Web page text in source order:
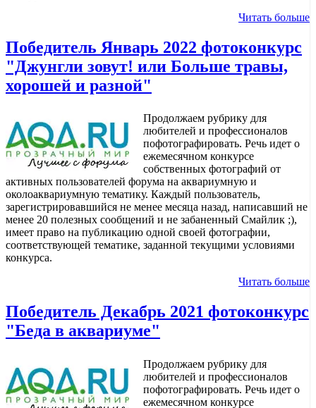
Читать больше
Победитель Январь 2022 фотоконкурс
"Джунгли зовут! или Больше травы,
хорошей и разной"
Продолжаем рубрику для
любителей и профессионалов
пофотографировать. Речь идет о
ежемесячном конкурсе
собственных фотографий от
активных пользователей форума на аквариумную и
околоаквариумную тематику. Каждый пользователь,
зарегистрировавшийся не менее месяца назад, написавший не
менее 20 полезных сообщений и не забаненный Смайлик ;),
имеет право на публикацию одной своей фотографии,
соответствующей тематике, заданной текущими условиями
конкурса.
Читать больше
Победитель Декабрь 2021 фотоконкурс
"Беда в аквариуме"
Продолжаем рубрику для
любителей и профессионалов
пофотографировать. Речь идет о
ежемесячном конкурсе